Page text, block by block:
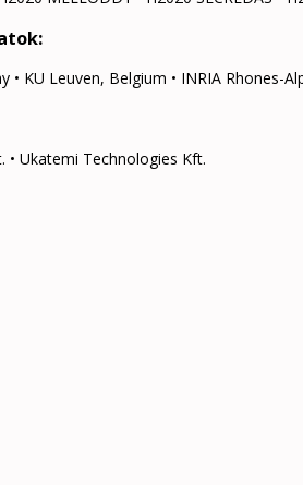
• KU Leuven, Belgium • INRIA Rhones-
• Ukatemi Technologies Kft.